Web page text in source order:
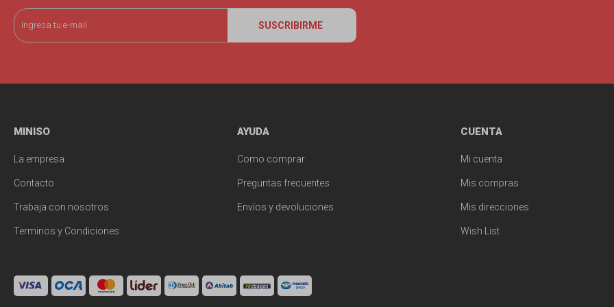
SUSCRIBIRME
MINISO
La empresa
Contacto
Trabaja con nosotros
Terminos y Condiciones
AYUDA
Como comprar
Preguntas frecuentes
Envíos y devoluciones
CUENTA
Mi cuenta
Mis compras
Mis direcciones
Wish List